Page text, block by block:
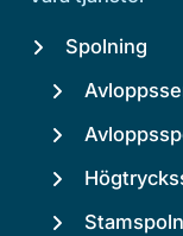
Spolning